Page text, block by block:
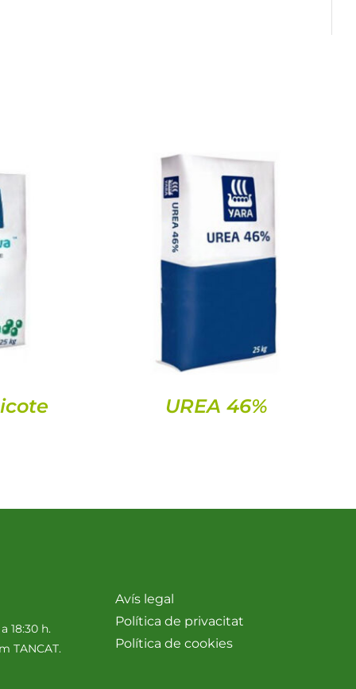
DETALLS
UREA 46%
18:30 h.
TANCAT.
Avís legal
Política de privacitat
Política de cookies